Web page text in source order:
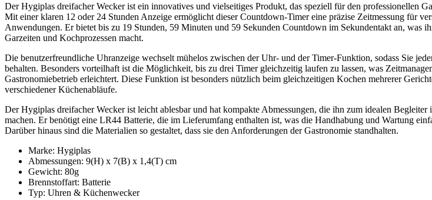
Der Hygiplas dreifacher Wecker ist ein innovatives und vielseitiges Produkt, das speziell für den professionellen
Mit einer klaren 12 oder 24 Stunden Anzeige ermöglicht dieser Countdown-Timer eine präzise Zeitmessung für
Anwendungen. Er bietet bis zu 19 Stunden, 59 Minuten und 59 Sekunden Countdown im Sekundentakt an, was
Garzeiten und Kochprozessen macht.
Die benutzerfreundliche Uhranzeige wechselt mühelos zwischen der Uhr- und der Timer-Funktion, sodass Sie
behalten. Besonders vorteilhaft ist die Möglichkeit, bis zu drei Timer gleichzeitig laufen zu lassen, was
Gastronomiebetrieb erleichtert. Diese Funktion ist besonders nützlich beim gleichzeitigen Kochen mehrerer
verschiedener Küchenabläufe.
Der Hygiplas dreifacher Wecker ist leicht ablesbar und hat kompakte Abmessungen, die ihn zum idealen
machen. Er benötigt eine LR44 Batterie, die im Lieferumfang enthalten ist, was die Handhabung und Wartung
Darüber hinaus sind die Materialien so gestaltet, dass sie den Anforderungen der Gastronomie standhalten.
Marke: Hygiplas
Abmessungen: 9(H) x 7(B) x 1,4(T) cm
Gewicht: 80g
Brennstoffart: Batterie
Typ: Uhren & Küchenwecker